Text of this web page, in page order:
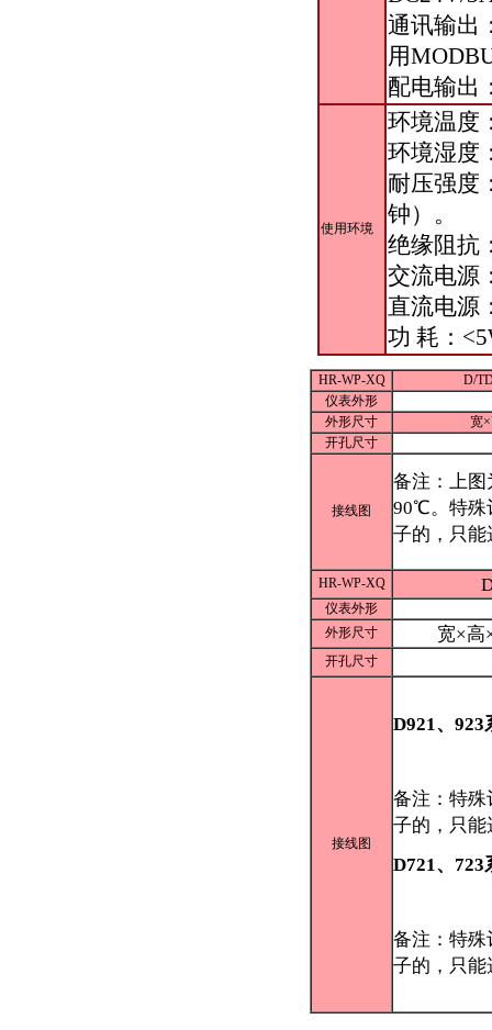
通讯输出
用
配电输出
使用环境
环境温度
环境湿度
耐压强度
钟）。
绝缘阻抗
交流电源
直流电源
功 耗：
HR-WP-XQ
D/
仪表外形
外形尺寸
宽
开孔尺寸
接线图
备注：上图
90℃。特殊
子的，只能
HR-WP-XQ
仪表外形
外形尺寸
宽×高
开孔尺寸
接线图
D921、923
备注：特殊
子的，只能
D721、723
备注：特殊
子的，只能